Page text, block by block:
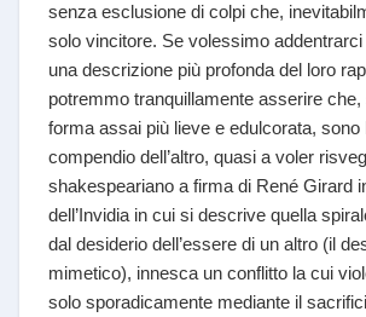
senza esclusione di colpi che,
solo vincitore. Se volessimo
una descrizione più profonda del loro
potremmo tranquillamente asserire che,
forma assai più lieve e edulcorata, sono
compendio dell’altro, quasi a voler
shakespeariano a firma di René Girard
dell’Invidia in cui si descrive quella
dal desiderio dell’essere di un altro (il
mimetico), innesca un conflitto la cui
solo sporadicamente mediante il